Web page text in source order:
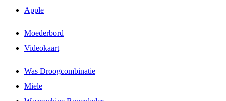
Apple
Moederbord
Videokaart
Was Droogcombinatie
Miele